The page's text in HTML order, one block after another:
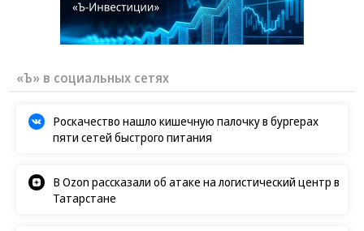
«Ъ» в социальных сетях
Роскачество нашло кишечную палочку в бургерах
пяти сетей быстрого питания
В Ozon рассказали об атаке на логистический центр в
Татарстане